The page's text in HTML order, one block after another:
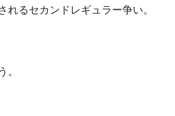
るセカンドレギュラー争い。